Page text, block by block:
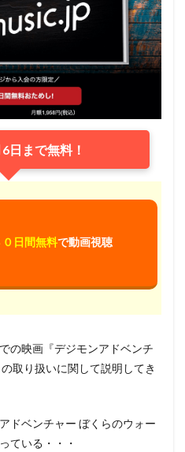
日まで無料！
０日間無料で動画視聴
の映画『デジモンアドベンチ
取り扱いに関して説明してき
ドベンチャー ぼくらのウォー
ている・・・